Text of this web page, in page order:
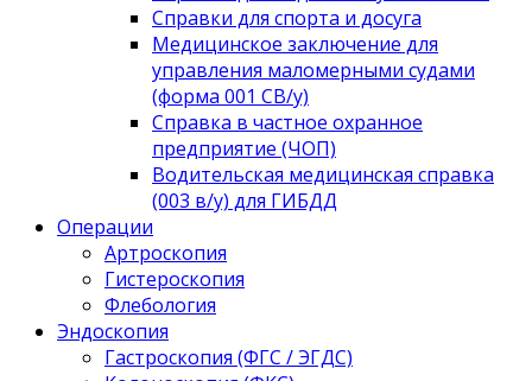
Справки для спорта и досуга
Медицинское заключение для
управления маломерными судами
(форма 001 СВ/у)
Справка в частное охранное
предприятие (ЧОП)
Водительская медицинская справка
(003 в/у) для ГИБДД
Операции
Артроскопия
Гистероскопия
Флебология
Эндоскопия
Гастроскопия (ФГС / ЭГДС)